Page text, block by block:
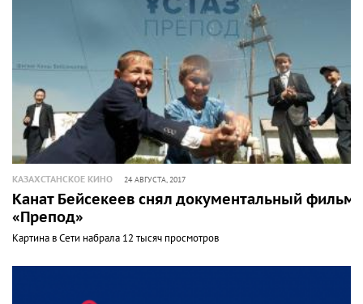
КАЗАХСТАНСКОЕ КИНО 24 АВГУСТА, 2017
Канат Бейсекеев снял документальный фильм
«Препод»
Картина в Сети набрала 12 тысяч просмотров